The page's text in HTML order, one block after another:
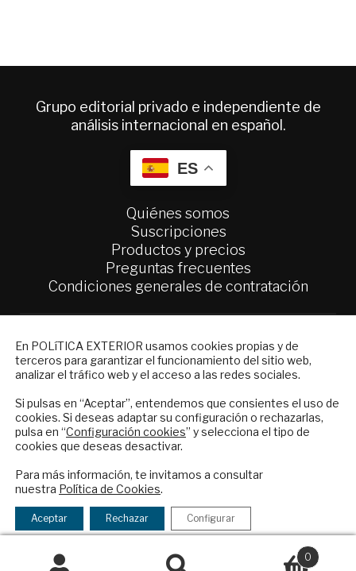
Grupo editorial privado e independiente de
análisis internacional en español.
ES
Quiénes somos
Suscripciones
Productos y precios
Preguntas frecuentes
Condiciones generales de contratación
Colaboraciones
Contacto
Informe Semanal de Política Exterior
Afkar/Ideas
© 2026 - Fundación Análisis de Política
Exterior. Todos los derechos reservados
Legal|Política de Privacidad y de Cookies
0
Financiado por el Programa KIT Digital. Plan de
En POLíTICA EXTERIOR usamos cookies propias y de
terceros para garantizar el funcionamiento del sitio web,
analizar el tráfico web y el acceso a las redes sociales.
Si pulsas en “Aceptar”, entendemos que consientes el uso de
cookies. Si deseas adaptar su configuración o rechazarlas,
pulsa en “Configuración cookies” y selecciona el tipo de
cookies que deseas desactivar.
Para más información, te invitamos a consultar
nuestra Política de Cookies.
Aceptar Rechazar Configurar
NEWSLETTER
Suscríbase a nuestro boletín electrónico y
reciba en su correo el mejor análisis
internacional en español.
Checkbox
acepto
la
política
política de privacidad